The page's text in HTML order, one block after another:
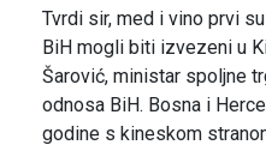
Tvrdi sir, med i vino prvi
BiH mogli biti izvezeni u
Šarović, ministar spoljne
odnosa BiH. Bosna i
godine s kineskom